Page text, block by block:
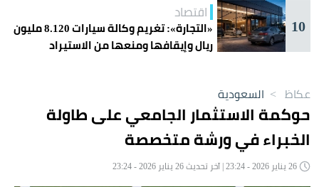
10
اقتصاد
«التجارة»: تغريم وكالة سيارات 8.120 مليون
ريال وإيقافها ومنعها من الاستيراد
عكاظ > السعودية
حوكمة الاستثمار الجامعي على طاولة
الخبراء في ورشة متخصصة